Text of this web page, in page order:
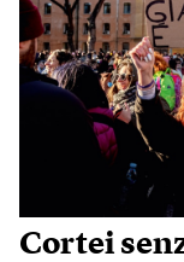
Cortei